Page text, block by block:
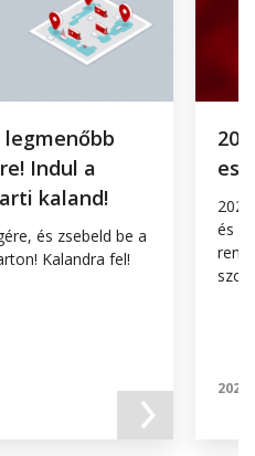
legmenőbb
Indul a
kaland!
és zsebeld be a
Kalandra fel!
és